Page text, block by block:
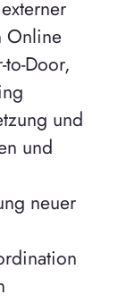
Online
Door,
und
und
neuer